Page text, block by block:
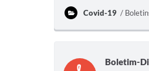
Covid-19
Boletim-